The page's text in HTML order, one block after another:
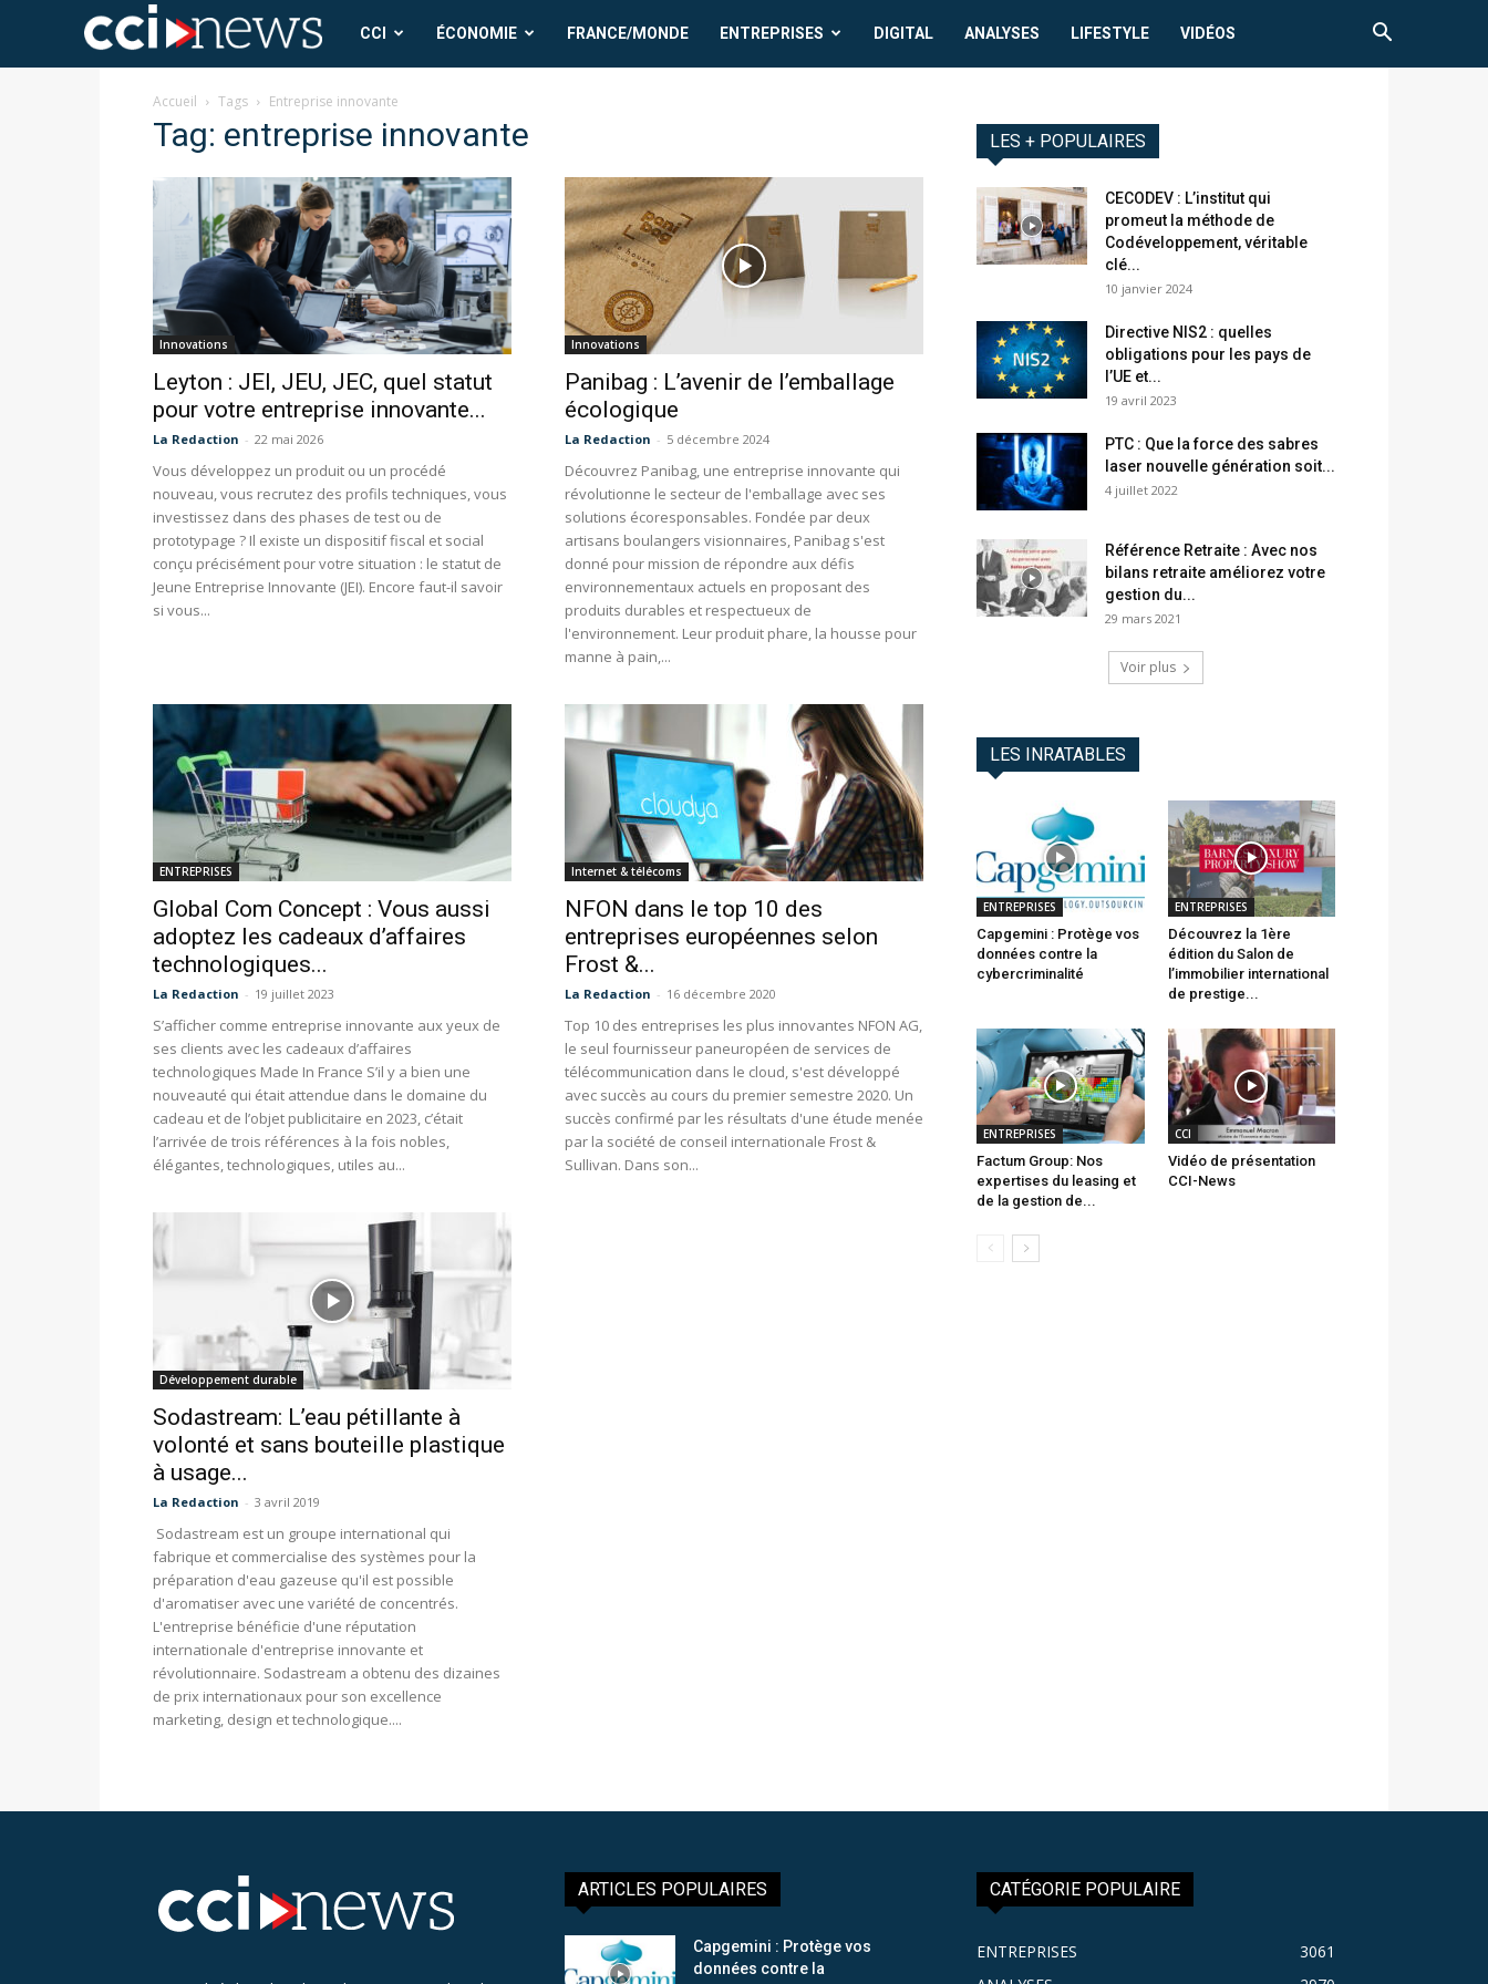
CCI
News
CCI ÉCONOMIE FRANCE/MONDE ENTREPRISES DIGITAL ANALYSES LIFESTYLE VIDÉOS
Accueil Tags Entreprise innovante
Tag: entreprise innovante
Innovations
Leyton : JEI, JEU, JEC, quel statut
pour votre entreprise innovante...
La Redaction - 22 mai 2026
Vous développez un produit ou un procédé
nouveau, vous recrutez des profils techniques, vous
investissez dans des phases de test ou de
prototypage ? Il existe un dispositif fiscal et social
conçu précisément pour votre situation : le statut de
Jeune Entreprise Innovante (JEI). Encore faut-il savoir
si vous...
Innovations
Panibag : L’avenir de l’emballage
écologique
La Redaction - 5 décembre 2024
Découvrez Panibag, une entreprise innovante qui
révolutionne le secteur de l'emballage avec ses
solutions écoresponsables. Fondée par deux
artisans boulangers visionnaires, Panibag s'est
donné pour mission de répondre aux défis
environnementaux actuels en proposant des
produits durables et respectueux de
l'environnement. Leur produit phare, la housse pour
manne à pain,...
ENTREPRISES
Global Com Concept : Vous aussi
adoptez les cadeaux d’affaires
technologiques...
La Redaction - 19 juillet 2023
S’afficher comme entreprise innovante aux yeux de
ses clients avec les cadeaux d’affaires
technologiques Made In France S’il y a bien une
nouveauté qui était attendue dans le domaine du
cadeau et de l’objet publicitaire en 2023, c’était
l’arrivée de trois références à la fois nobles,
élégantes, technologiques, utiles au...
Internet & télécoms
NFON dans le top 10 des
entreprises européennes selon
Frost &...
La Redaction - 16 décembre 2020
Top 10 des entreprises les plus innovantes NFON AG,
le seul fournisseur paneuropéen de services de
télécommunication dans le cloud, s'est développé
avec succès au cours du premier semestre 2020. Un
succès confirmé par les résultats d'une étude menée
par la société de conseil internationale Frost &
Sullivan. Dans son...
Développement durable
Sodastream: L’eau pétillante à
volonté et sans bouteille plastique
à usage...
La Redaction - 3 avril 2019
Sodastream est un groupe international qui
fabrique et commercialise des systèmes pour la
préparation d'eau gazeuse qu'il est possible
d'aromatiser avec une variété de concentrés.
L'entreprise bénéficie d'une réputation
internationale d'entreprise innovante et
révolutionnaire. Sodastream a obtenu des dizaines
de prix internationaux pour son excellence
marketing, design et technologique....
LES + POPULAIRES
CECODEV : L’institut qui
promeut la méthode de
Codéveloppement, véritable
clé...
10 janvier 2024
Directive NIS2 : quelles
obligations pour les pays de
l’UE et...
19 avril 2023
PTC : Que la force des sabres
laser nouvelle génération soit...
4 juillet 2022
Référence Retraite : Avec nos
bilans retraite améliorez votre
gestion du...
29 mars 2021
Voir plus
LES INRATABLES
ENTREPRISES
Capgemini : Protège vos
données contre la
cybercriminalité
ENTREPRISES
Découvrez la 1ère
édition du Salon de
l’immobilier international
de prestige...
ENTREPRISES
Factum Group: Nos
expertises du leasing et
de la gestion de...
CCI
Vidéo de présentation
CCI-News
ARTICLES POPULAIRES
Capgemini : Protège vos
données contre la
CATÉGORIE POPULAIRE
ENTREPRISES
3061